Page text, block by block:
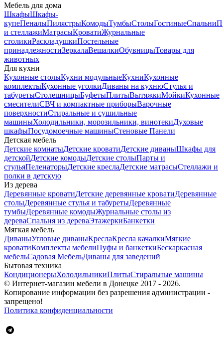
Мебель для дома
ШкафыШкафы-
купеПеналыПилястрыКомодыТумбыСтолыГостиныеСпальни
и стеллажиМатрасыКроватиЖурнальные
столикиРаскладушкиПостельные
принадлежностиЗеркалаВешалкиОбувницыТовары для
животных
Для кухни
Кухонные столыКухни модульныеКухниКухонные
комплектыКухонные уголкиДиваны на кухнюСтулья и
табуретыСтолешницыБуфетыПлитыВытяжкиМойкиКухонные
смесителиСВЧ и компактные приборыВарочные
поверхностиСтиральные и сушильные
машиныХолодильники, морозильники, винотекиДуховые
шкафыПосудомоечные машиныСтеновые Панели
Детская мебель
Детские комнатыДетские кроватиДетские диваныШкафы для
детскойДетские комодыДетские столыПарты и
стульяПеленаторыДетские креслаДетские матрасыСтеллажи и
полки в детскую
Из дерева
Деревянные кроватиДетские деревянные кроватиДеревянные
столыДеревянные стулья и табуретыДеревянные
тумбыДеревянные комодыЖурнальные столы из
дереваСпальня из дереваЭтажеркиБанкетки
Мягкая мебель
ДиваныУгловые диваныКреслаКресла качалкиМягкие
кроватиКомплекты мебелиПуфы и банкеткиБескаркасная
мебельСадовая МебельДиваны для заведений
Бытовая техника
КондиционерыХолодильникиПлитыСтиральные машины
© Интернет-магазин мебели в Донецке 2017 - 2026.
Копирование информации без разрешения администрации -
запрещено!
Политика конфиденциальности